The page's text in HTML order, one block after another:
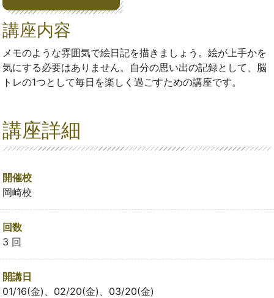
講座内容
メモのような雰囲気で絵日記を描きましょう。絵が上手かを
気にする必要はありません。自分の思い出の記録として、脳
トレの1つとして毎日を楽しく過ごすための講座です。
講座詳細
開催校
岡崎校
回数
3 回
開講日
01/16(金)、02/20(金)、03/20(金)